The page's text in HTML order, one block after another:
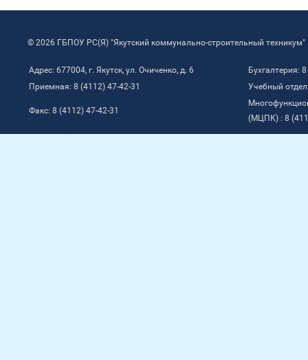
© 2026 ГБПОУ РС(Я) "Якутский коммунально-строительный техникум"
Адрес: 677004, г. Якутск, ул. Очиченко, д. 6
Бухгалтерия:
Приемная: 8 (4112) 47-42-31
Учебный
Факс: 8 (4112) 47-42-31
(МЦПК) : 8